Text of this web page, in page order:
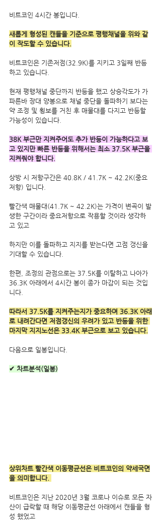
비트코인 4시간 봉입니다.
새롭게 형성된 캔들을 기준으로 평행채널을 위와 같
이 작도할 수 있습니다.
비트코인은 기존저점(32.9K)를 지키고 3일째 반등
하고 있습니다.
현재 평행채널 중단까지 반등을 했고 상승각도가 가
파른바 장대 양봉으로 채널 중단을 돌파하기 보다는
약 조정 및 횡보를 거친 후 매물대를 다지고 반등할
가능성이 있습니다.
38K 부근만 지켜주어도 추가 반등이 가능하다고 보
고 있지만 빠른 반등을 위해서는 최소 37.5K 부근을
지켜줘야 합니다.
상방 시 저항구간은 40.8K / 41.7K ~ 42.2K(중요
저항) 입니다.
빨간색 매물대(41.7K ~ 42.2K)는 가격이 변곡이 발
생한 구간이라 중요저항으로 작용할 것이라 생각하
고 있고
하지만 이를 돌파하고 지지를 받는다면 고점 갱신을
기대할 수 있습니다.
한편, 조정의 관점으로는 37.5K를 이탈하고 나아가
36.3K 아래에서 4시간 봉이 종가 마감이 되는 것입
니다.
따라서 37.5K를 지켜주는지가 중요하며 36.3K 아래
로 내려간다면 저점갱신의 우려가 있고 반등을 위한
마지막 지지노선은 33.4K 부근으로 보고 있습니다.
다음으로 일봉입니다.
✔ 차트분석(일봉)
상위차트 빨간색 이동평균선은 비트코인의 약세국면
을 의미합니다.
비트코인은 지난 2020년 3월 코로나 이슈로 모든 자
산이 급락할 때 해당 이동평균선 아래에서 캔들을 형
성 했었고